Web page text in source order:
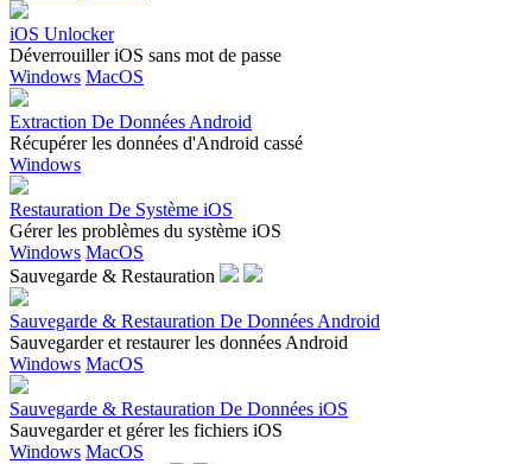
iOS Unlocker
Déverrouiller iOS sans mot de passe
Windows MacOS
Extraction De Données Android
Récupérer les données d'Android cassé
Windows
Restauration De Système iOS
Gérer les problèmes du système iOS
Windows MacOS
Sauvegarde & Restauration
Sauvegarde & Restauration De Données Android
Sauvegarder et restaurer les données Android
Windows MacOS
Sauvegarde & Restauration De Données iOS
Sauvegarder et gérer les fichiers iOS
Windows MacOS